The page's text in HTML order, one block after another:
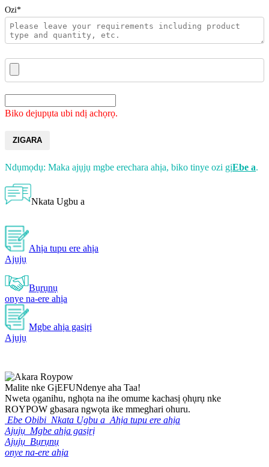
Ozi*
Biko dejupụta ubi ndị achọrọ.
ZIGARA
Ndụmọdụ: Maka ajụjụ mgbe erechara ahịa, biko tinye ozi gịEbe a.
Nkata Ugbu a
Ahịa tupu ere ahịa
Ajụjụ
Bụrụnụ
onye na-ere ahịa
Mgbe ahịa gasịrị
Ajụjụ
Malite nke GịEFUNdenye aha Taa!
Nweta ọganihu, nghọta na ihe omume kachasị ọhụrụ nke
ROYPOW gbasara ngwọta ike mmeghari ohuru.
Ebe Obibi Nkata Ugbu a Ahịa tupu ere ahịa
Ajụjụ Mgbe ahịa gasịrị
Ajụjụ Bụrụnụ
onye na-ere ahịa